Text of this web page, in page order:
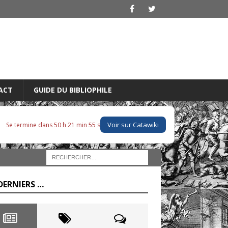
GUIDE DU BIBLIOPHILE
Se termine dans 50 h 21 min 53 s Voir sur Catawiki
…